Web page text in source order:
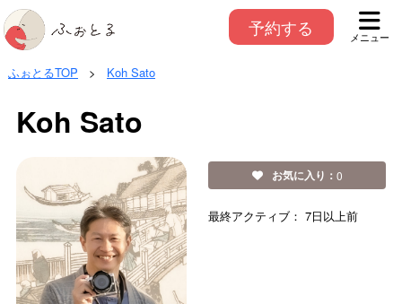
予約する メニュー
ふぉとるTOP > Koh Sato
Koh Sato
お気に入り： 0
最終アクティブ： 7日以上前